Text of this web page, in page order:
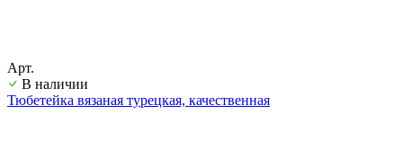
Арт.
В наличии
Тюбетейка вязаная турецкая, качественная